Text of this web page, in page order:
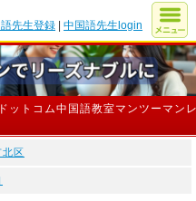
先生登録 |中国語先生login
ットコム中国語教室マンツーマン
北区